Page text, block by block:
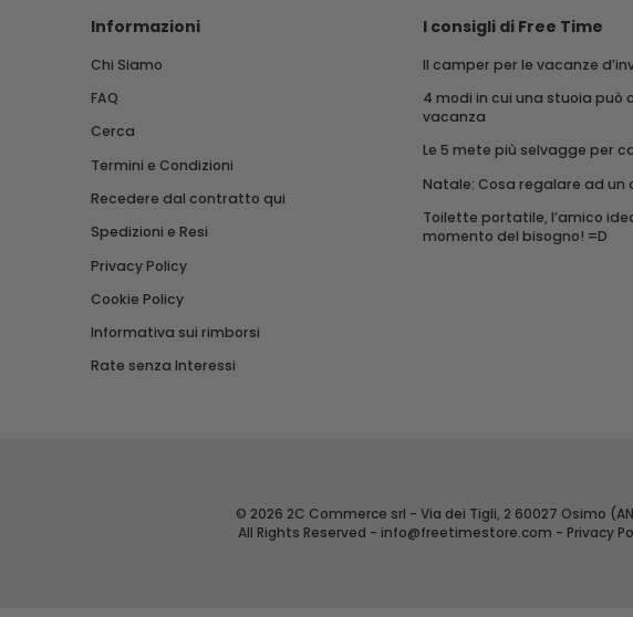
Informazioni
Chi Siamo
FAQ
Cerca
Termini e Condizioni
Recedere dal contratto qui
Spedizioni e Resi
Privacy Policy
Cookie Policy
Informativa sui rimborsi
Rate senza Interessi
I consigli di Free Time
Il camper per le vacanze
4 modi in cui una stuoia può
vacanza
Le 5 mete più selvagge per
Natale: Cosa regalare ad un
Toilette portatile, l’amico
momento del bisogno! =D
© 2026 2C Commerce srl - Via dei Tigli, 2 60027 Osimo
All Rights Reserved - info@freetimestore.com - Privacy